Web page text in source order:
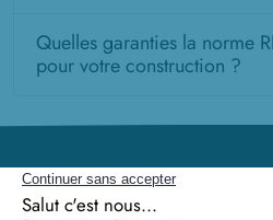
Quelles garanties la norme
pour votre construction ?